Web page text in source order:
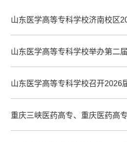
山东医学高等专科学校济南校区
山东医学高等专科学校举办第二
山东医学高等专科学校召开2026
重庆三峡医药高专、重庆医药高